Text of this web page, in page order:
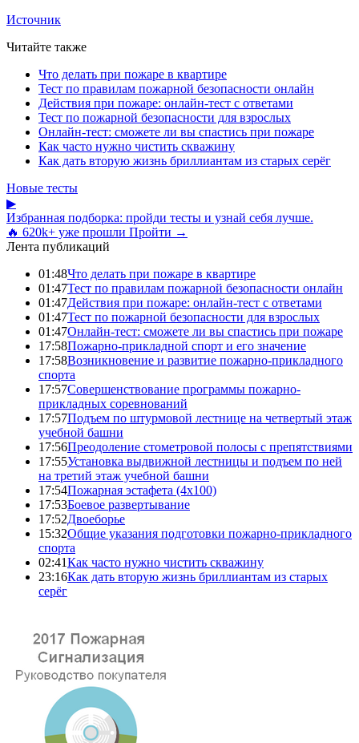
Источник
Читайте также
Что делать при пожаре в квартире
Тест по правилам пожарной безопасности онлайн
Действия при пожаре: онлайн-тест с ответами
Тест по пожарной безопасности для взрослых
Онлайн-тест: сможете ли вы спастись при пожаре
Как часто нужно чистить скважину
Как дать вторую жизнь бриллиантам из старых серёг
Новые тесты
▶
Избранная подборка: пройди тесты и узнай себя лучше.
🔥 620k+ уже прошли Пройти →
Лента публикаций
01:48Что делать при пожаре в квартире
01:47Тест по правилам пожарной безопасности онлайн
01:47Действия при пожаре: онлайн-тест с ответами
01:47Тест по пожарной безопасности для взрослых
01:47Онлайн-тест: сможете ли вы спастись при пожаре
17:58Пожарно-прикладной спорт и его значение
17:58Возникновение и развитие пожарно-прикладного
спорта
17:57Совершенствование программы пожарно-
прикладных соревнований
17:57Подъем по штурмовой лестнице на четвертый этаж
учебной башни
17:56Преодоление стометровой полосы с препятствиями
17:55Установка выдвижной лестницы и подъем по ней
на третий этаж учебной башни
17:54Пожарная эстафета (4x100)
17:53Боевое развертывание
17:52Двоеборье
15:32Общие указания подготовки пожарно-прикладного
спорта
02:41Как часто нужно чистить скважину
23:16Как дать вторую жизнь бриллиантам из старых
серёг